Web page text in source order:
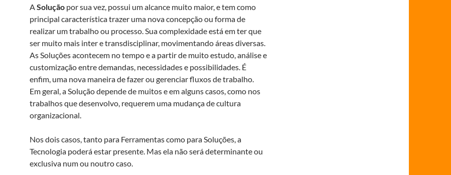
ASolução por sua vez, possui um alcance muito maior, e tem como
principal característica trazer uma nova concepção ou forma de
realizar um trabalho ou processo. Sua complexidade está em ter que
ser muito mais inter e transdisciplinar, movimentando áreas diversas.
As Soluções acontecem no tempo e a partir de muito estudo, análise e
customização entre demandas, necessidades e possibilidades. É
enfim, uma nova maneira de fazer ou gerenciar fluxos de trabalho.
Em geral, a Solução depende de muitos e em alguns casos, como nos
trabalhos que desenvolvo, requerem uma mudança de cultura
organizacional.
Nos dois casos, tanto para Ferramentas como para Soluções, a
Tecnologia poderá estar presente. Mas ela não será determinante ou
exclusiva num ou noutro caso.